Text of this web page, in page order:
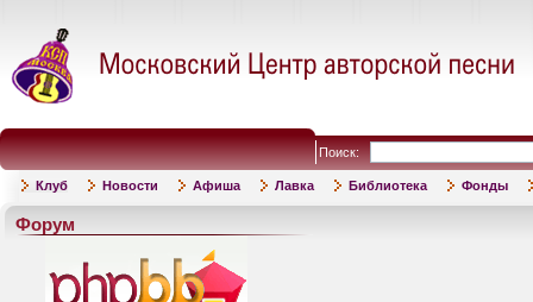
Поиск:
Клуб Новости Афиша Лавка Библиотека Фонды
Форум